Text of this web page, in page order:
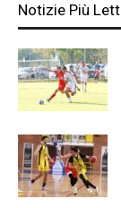
Notizie Più